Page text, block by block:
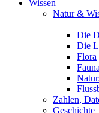
Wissen
Natur &
Die
Die
Flora
Fauna
Zahlen,
Geschichte